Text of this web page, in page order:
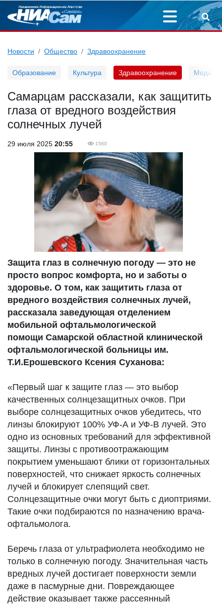
Новости Общество Здравоохранение
Образование Культура Здравоохранение Мода
Самарцам рассказали, как защитить
глаза от вредного воздействия
солнечных лучей
29 июля 2025 20:55 1560
Защита глаз в солнечную погоду — это не
просто вопрос комфорта, но и заботы о
здоровье. О том, как защитить глаза от
вредного воздействия солнечных лучей,
рассказала заведующая отделением
мобильной офтальмологической
помощи Самарской областной клинической
офтальмологической больницы им.
Т.И.Ерошевского Ксения Суханова:
«Первый шаг к защите глаз — это выбор
качественных солнцезащитных очков. При
выборе солнцезащитных очков убедитесь, что
линзы блокируют 100% УФ-А и УФ-В лучей. Это
одно из основных требований для эффективной
защиты. Линзы с противоотражающим
покрытием уменьшают блики от горизонтальных
поверхностей, что снижает яркость солнечных
лучей и блокирует слепящий свет.
Солнцезащитные очки могут быть с диоптриями.
Такие очки подбираются по назначению врача-
офтальмолога.
Беречь глаза от ультрафиолета необходимо не
только в солнечную погоду. Значительная часть
вредных лучей достигает поверхности земли
даже в пасмурные дни. Повреждающее
действие оказывает также рассеянный